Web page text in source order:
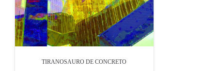
TIRANOSAURO DE CONCRETO